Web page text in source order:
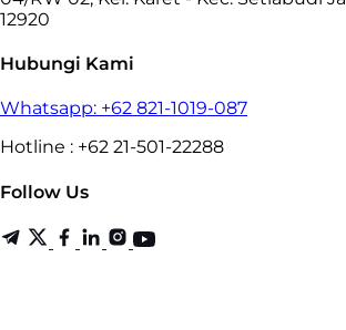
12920
Hubungi Kami
Whatsapp: +62 821-1019-087
Hotline : +62 21-501-22288
Follow Us